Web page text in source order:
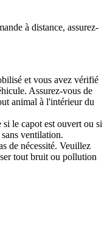
à distance, assurez-
et vous avez vérifié
Assurez-vous de
animal à l'intérieur du
le capot est ouvert ou si
ventilation.
de nécessité. Veuillez
tout bruit ou pollution